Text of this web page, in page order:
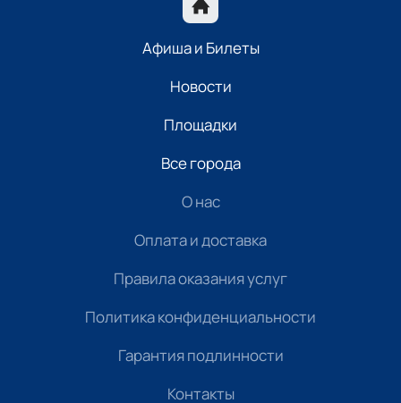
Афиша и Билеты
Новости
Площадки
Все города
О нас
Оплата и доставка
Правила оказания услуг
Политика конфиденциальности
Гарантия подлинности
Контакты